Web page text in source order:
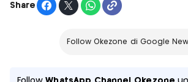
Share
Follow Okezone di Google